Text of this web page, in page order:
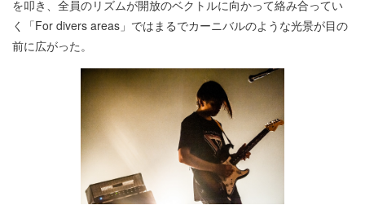
を叩き、全員のリズムが開放のベクトルに向かって絡み合ってい
く「For divers areas」ではまるでカーニバルのような光景が目の
前に広がった。